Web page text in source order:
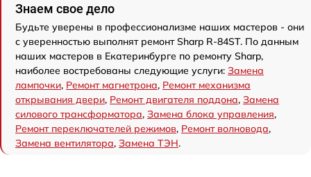
Знаем свое дело
Будьте уверены в профессионализме наших мастеров - они
с уверенностью выполнят ремонт Sharp R-84ST. По данным
наших мастеров в Екатеринбурге по ремонту Sharp,
наиболее востребованы следующие услуги: Замена
лампочки, Ремонт магнетрона, Ремонт механизма
открывания двери, Ремонт двигателя поддона, Замена
силового трансформатора, Замена блока управления,
Ремонт переключателей режимов, Ремонт волновода,
Замена вентилятора, Замена ТЭН.